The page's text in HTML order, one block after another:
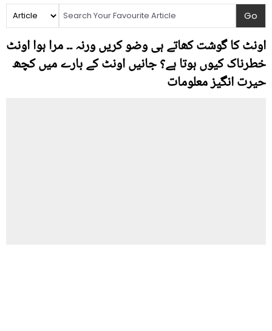
اونٹ کا گوشت کھاتے ہی وضو کریں ورنہ ۔۔ مرا ہوا اونٹ
خطرناک کیوں ہوتا ہے؟ جانیں اونٹ کے بارے میں کچھ
حیرت انگیز معلومات